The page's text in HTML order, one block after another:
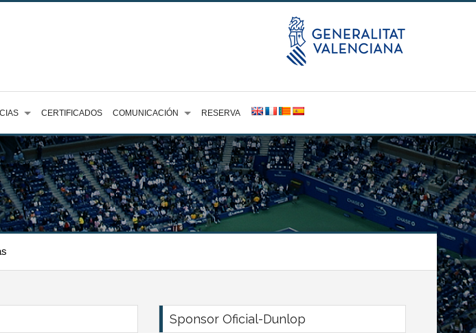
CERTIFICADOS COMUNICACIÓN RESERVA
Sponsor Oficial-Dunlop